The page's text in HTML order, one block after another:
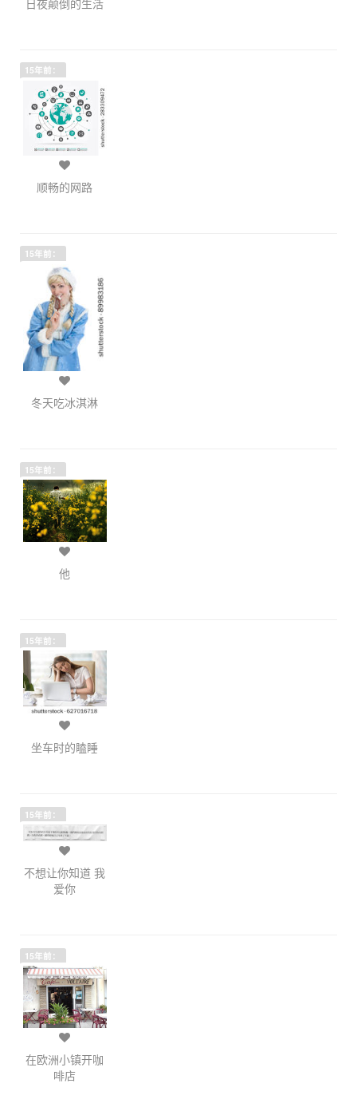
15年前：
顺畅的网路
15年前：
冬天吃冰淇淋
15年前：
他
15年前：
坐车时的瞌睡
15年前：
不想让你知道 我
爱你
15年前：
在欧洲小镇开咖
啡店